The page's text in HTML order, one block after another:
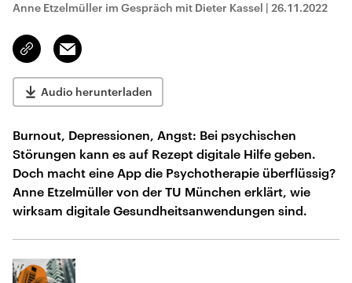
Anne Etzelmüller im Gespräch mit Dieter Kassel | 26.11.2022
Link
kopieren/teilen
Email
Audio herunterladen
Burnout, Depressionen, Angst: Bei psychischen
Störungen kann es auf Rezept digitale Hilfe geben.
Doch macht eine App die Psychotherapie überflüssig?
Anne Etzelmüller von der TU München erklärt, wie
wirksam digitale Gesundheitsanwendungen sind.